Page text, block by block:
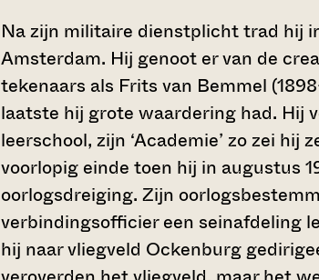
Na zijn militaire dienstplicht trad hij
Amsterdam. Hij genoot er van de
tekenaars als Frits van Bemmel
laatste hij grote waardering had. Hij
leerschool, zijn ‘Academie’ zo zei
voorlopig einde toen hij in augustus
oorlogsdreiging. Zijn
verbindingsofficier een seinafdeling
hij naar vliegveld Ockenburg